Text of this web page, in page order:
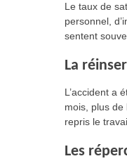
Le taux de
personnel,
sentent
La
L’accident a
mois, plus de
repris le
Les